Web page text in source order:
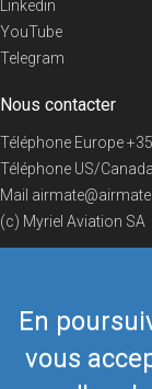
En
vous
Linkedin
YouTube
Telegram
Nous contacter
Téléphone Europe
Téléphone US/Canada
Mail
(c) Myriel Aviation SA
© 2019 Airmate -